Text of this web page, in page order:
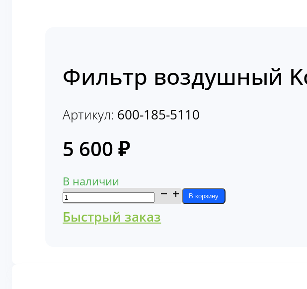
Фильтр воздушный
Артикул: 600-185-5110
5 600₽
В наличии
Количество
товара
Фильтр
В корзину
Быстрый заказ